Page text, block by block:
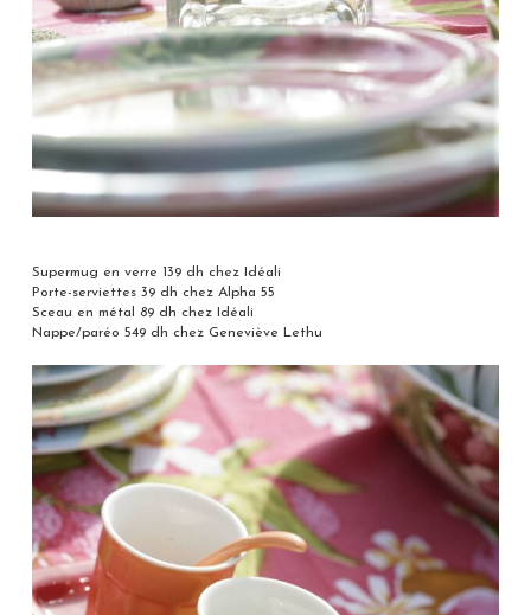
Supermug en verre 139 dh chez Idéali
Porte-serviettes 39 dh chez Alpha 55
Sceau en métal 89 dh chez Idéali
Nappe/paréo 549 dh chez Geneviève Lethu